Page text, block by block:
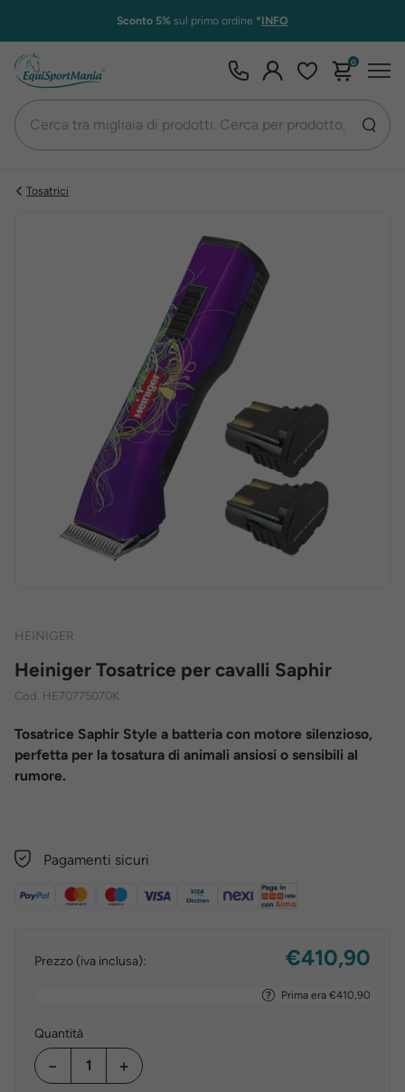
Sconto 5% sul primo ordine *INFO
0
Tosatrici
HEINIGER
Heiniger Tosatrice per cavalli Saphir
Cod. HE70775070K
Tosatrice Saphir Style a batteria con motore silenzioso,
perfetta per la tosatura di animali ansiosi o sensibili al
rumore.
Pagamenti sicuri
Prezzo (iva inclusa): €410,90
Prima era €410,90
Quantità
− +